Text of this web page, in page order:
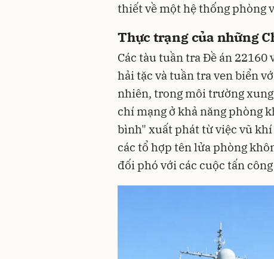
thiết về một hệ thống phòng
Thực trạng của những
Các tàu tuần tra Đề án
hải tặc và tuần tra ven biển
nhiên, trong môi trường
chí mạng ở khả năng phòng
bình" xuất phát từ việc vũ
các tổ hợp tên lửa phòng
đối phó với các cuộc tấn